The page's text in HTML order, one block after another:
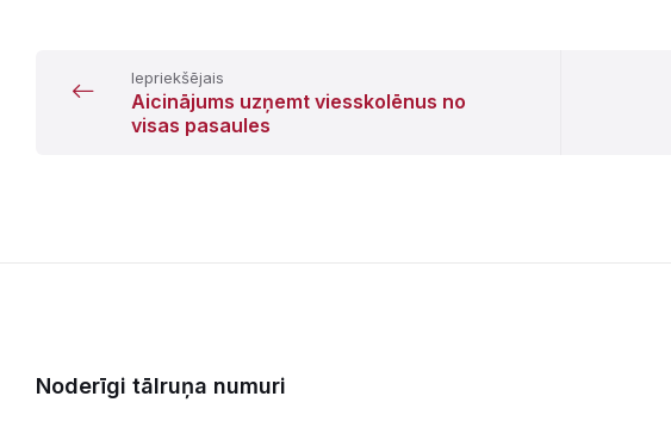
Iepriekšējais
Aicinājums uzņemt viesskolēnus no
visas pasaules
Noderīgi tālruņa numuri